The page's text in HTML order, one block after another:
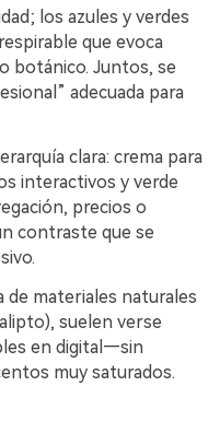
los azules y verdes
que evoca
botánico. Juntos, se
adecuada para
clara: crema para
interactivos y verde
precios o
contraste que se
materiales naturales
suelen verse
en digital—sin
muy saturados.